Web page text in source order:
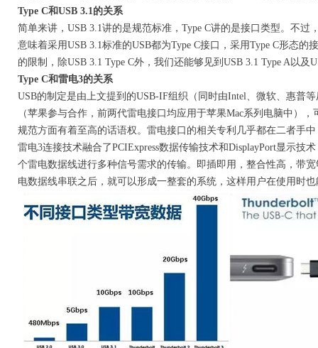
Type C和USB 3.1的关系
简单来讲，USB 3.1讲的是规范标准，Type C讲的是接口类型。不
意味着采用USB 3.1标准的USB都为Type C接口，采用Type C形态
的限制，除USB 3.1 Type C外，我们还能够见到USB 3.1 Type A以及
Type C和雷电3的关系
USB的制定是由上文提到的USB-IF组织（同时由Intel、微软、惠普
（苹果参与合作，前两代雷电接口均应用于苹果Mac系列电脑中）
规范方面有着至高的话语权。雷电接口的相关专利几乎都在二者手
雷电3连接技术融合了PCIExpress数据传输技术和DisplayPort显示
个雷电数据线进行多种信号需求的传输。即插即用，整合性高，带
电数据线串联之后，就可以形成一整套的系统，这样用户在使用时